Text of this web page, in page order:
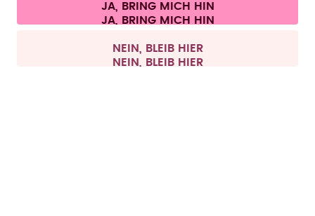
Cookie-Einstellungen AGB Datenschutz
Alle Preise sind inklusive Mehrwertsteuer und zzgl. Versandkosten.
JA, BRING MICH HIN
NEIN, BLEIB HIER